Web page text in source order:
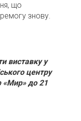
що
знову.
виставку у
центру
«Мир» до 21